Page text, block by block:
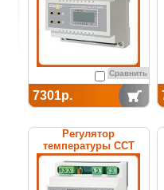
Сравнить
7301р.
Регулятор
температуры ССТ
РТ-410 электронный